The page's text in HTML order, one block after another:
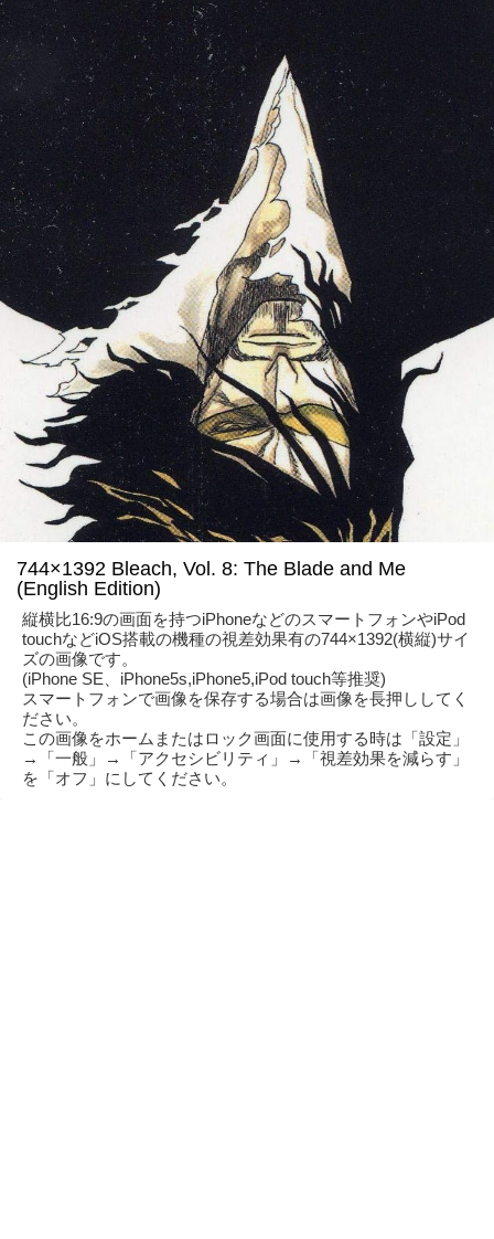
744×1392 Bleach, Vol. 8: The Blade and Me
(English Edition)
縦横比16:9の画面を持つiPhoneなどのスマートフォンやiPod
touchなどiOS搭載の機種の視差効果有の744×1392(横縦)サイ
ズの画像です。
(iPhone SE、iPhone5s,iPhone5,iPod touch等推奨)
スマートフォンで画像を保存する場合は画像を長押ししてく
ださい。
この画像をホームまたはロック画面に使用する時は「設定」
→「一般」→「アクセシビリティ」→「視差効果を減らす」
を「オフ」にしてください。